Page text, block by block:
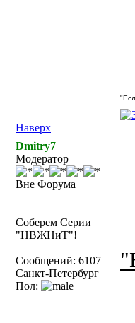
Наверх
Dmitry7
Модератор
Вне Форума
Соберем Серии
"НВЖНиТ"!
Сообщений: 6107
Санкт-Петербург
Пол: